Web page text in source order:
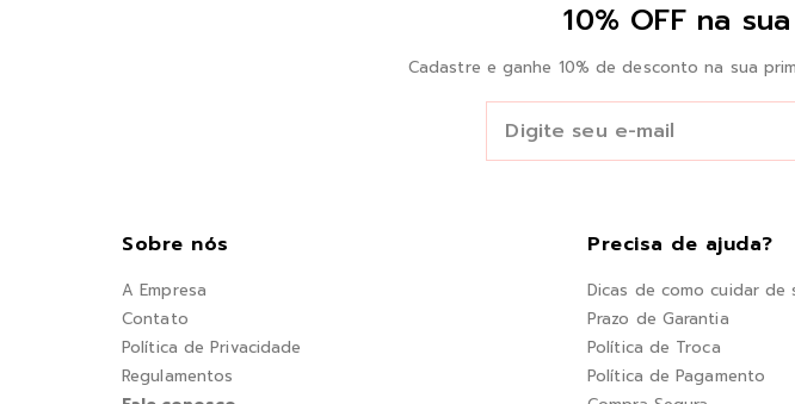
10% OFF na
Cadastre e ganhe 10% de desconto na sua
Sobre nós
A Empresa
Contato
Política de Privacidade
Regulamentos
Precisa de ajuda?
Dicas de como cuidar de
Prazo de Garantia
Política de Troca
Política de Pagamento